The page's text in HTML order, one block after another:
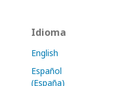
Idioma
English
Español
(España)